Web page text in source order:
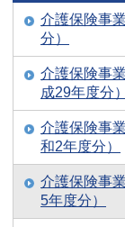
介護保険事
分）
介護保険事
成29年度分）
介護保険事
和2年度分）
介護保険事
5年度分）